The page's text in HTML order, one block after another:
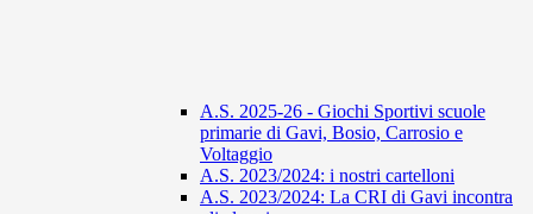
A.S. 2025-26 - Giochi Sportivi scuole
primarie di Gavi, Bosio, Carrosio e
Voltaggio
A.S. 2023/2024: i nostri cartelloni
A.S. 2023/2024: La CRI di Gavi incontra